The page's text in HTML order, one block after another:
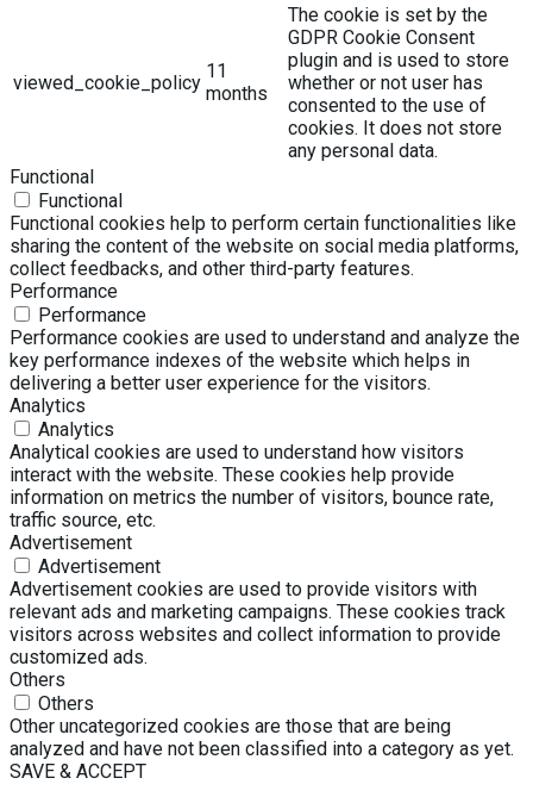
viewed_cookie_policy
11
months
The cookie is set by the
GDPR Cookie Consent
plugin and is used to store
whether or not user has
consented to the use of
cookies. It does not store
any personal data.
Functional
Functional
Functional cookies help to perform certain functionalities like
sharing the content of the website on social media platforms,
collect feedbacks, and other third-party features.
Performance
Performance
Performance cookies are used to understand and analyze the
key performance indexes of the website which helps in
delivering a better user experience for the visitors.
Analytics
Analytics
Analytical cookies are used to understand how visitors
interact with the website. These cookies help provide
information on metrics the number of visitors, bounce rate,
traffic source, etc.
Advertisement
Advertisement
Advertisement cookies are used to provide visitors with
relevant ads and marketing campaigns. These cookies track
visitors across websites and collect information to provide
customized ads.
Others
Others
Other uncategorized cookies are those that are being
analyzed and have not been classified into a category as yet.
SAVE & ACCEPT